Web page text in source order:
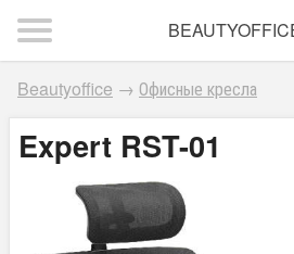
Beautyoffice → Офисные кресла
Expert RST-01